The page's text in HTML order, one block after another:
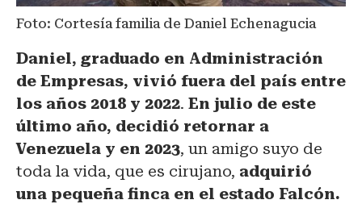
Foto: Cortesía familia de Daniel Echenagucia
Daniel, graduado en Administración
de Empresas, vivió fuera del país entre
los años 2018 y 2022. En julio de este
último año, decidió retornar a
Venezuela y en 2023, un amigo suyo de
toda la vida, que es cirujano, adquirió
una pequeña finca en el estado Falcón.